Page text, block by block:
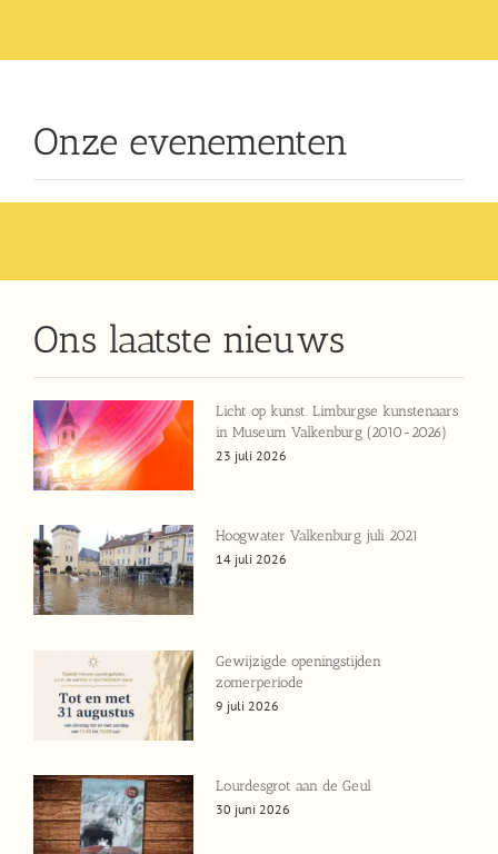
Onze evenementen
Ons laatste nieuws
Licht op kunst. Limburgse kunstenaars
in Museum Valkenburg (2010-2026)
23 juli 2026
Hoogwater Valkenburg juli 2021
14 juli 2026
Gewijzigde openingstijden
zomerperiode
9 juli 2026
Lourdesgrot aan de Geul
30 juni 2026